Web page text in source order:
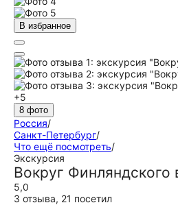
В избранное
+5
8 фото
Россия/
Санкт-Петербург/
Что ещё посмотреть/
Экскурсия
Вокруг Финляндского
5,0
3 отзыва, 21 посетил